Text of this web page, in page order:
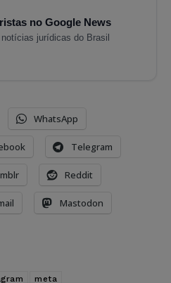
no Google News
jurídicas do Brasil
WhatsApp
Telegram
Reddit
Mastodon
meta